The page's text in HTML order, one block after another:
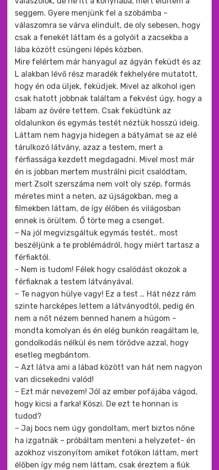
seggem. Gyere menjünk fel a szobámba –
válaszomra se várva elindult, de oly sebesen, hogy
csak a fenekét láttam és a golyóit a zacsekba a
lába között csüngeni lépés közben.
Mire felértem már hanyagul az ágyán feküdt és az
L alakban lévő rész maradék fekhelyére mutatott,
hogy én oda üljek, feküdjek. Mivel az alkohol igen
csak hatott jobbnak találtam a fekvést úgy, hogy a
lábam az övére tettem. Csak feküdtünk az
oldalunkon és egymás testét néztük hosszú ideig.
Láttam nem hagyja hidegen a bátyámat se az elé
tárulkozó látvány, azaz a testem, mert a
férfiassága kezdett megdagadni. Mivel most már
én is jobban mertem mustrálni picit csalódtam,
mert Zsolt szerszáma nem volt oly szép, formás
méretes mint a neten, az újságokban, meg a
filmekben láttam, de így élőben és világosban
ennek is örültem. Ő törte meg a csenget.
– Na jól megvizsgáltuk egymás testét.. most
beszéljünk a te problémádról, hogy miért tartasz a
férfiaktól.
– Nem is tudom! Félek hogy csalódást okozok a
férfiaknak a testem látványával.
– Te nagyon hülye vagy! Ez a test … Hát nézz rám
szinte harcképes lettem a látványodtól, pedig én
nem a nőt nézem benned hanem a húgom –
mondta komolyan és én elég bunkón reagáltam le,
gondolkodás nélkül és nem törődve azzal, hogy
esetleg megbántom.
– Azt látva ami a lábad között van hát nem nagyon
van dicsekedni valód!
– Ezt már nevezem! Jól az ember pofájába vágod,
hogy kicsi a farka! Köszi. De ezt te honnan is
tudod?
– Jaj bocs nem úgy gondoltam, mert biztos nőne
ha izgatnák – próbáltam menteni a helyzetet- én
azokhoz viszonyítom amiket fotókon láttam, mert
élőben így még nem láttam, csak éreztem a fiúk